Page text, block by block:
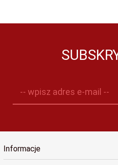
-- wpisz adres e-mail --
Informacje